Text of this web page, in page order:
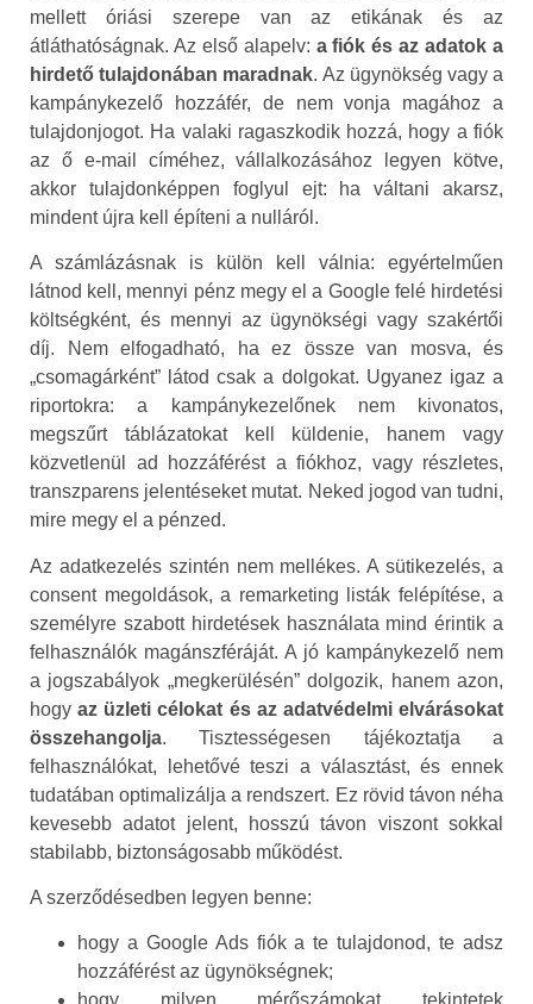
mellett óriási szerepe van az etikának és az
átláthatóságnak. Az első alapelv: a fiók és az adatok a
hirdető tulajdonában maradnak. Az ügynökség vagy a
kampánykezelő hozzáfér, de nem vonja magához a
tulajdonjogot. Ha valaki ragaszkodik hozzá, hogy a fiók
az ő e-mail címéhez, vállalkozásához legyen kötve,
akkor tulajdonképpen foglyul ejt: ha váltani akarsz,
mindent újra kell építeni a nulláról.
A számlázásnak is külön kell válnia: egyértelműen
látnod kell, mennyi pénz megy el a Google felé hirdetési
költségként, és mennyi az ügynökségi vagy szakértői
díj. Nem elfogadható, ha ez össze van mosva, és
„csomagárként” látod csak a dolgokat. Ugyanez igaz a
riportokra: a kampánykezelőnek nem kivonatos,
megszűrt táblázatokat kell küldenie, hanem vagy
közvetlenül ad hozzáférést a fiókhoz, vagy részletes,
transzparens jelentéseket mutat. Neked jogod van tudni,
mire megy el a pénzed.
Az adatkezelés szintén nem mellékes. A sütikezelés, a
consent megoldások, a remarketing listák felépítése, a
személyre szabott hirdetések használata mind érintik a
felhasználók magánszféráját. A jó kampánykezelő nem
a jogszabályok „megkerülésén” dolgozik, hanem azon,
hogyaz üzleti célokat és az adatvédelmi elvárásokat
összehangolja. Tisztességesen tájékoztatja a
felhasználókat, lehetővé teszi a választást, és ennek
tudatában optimalizálja a rendszert. Ez rövid távon néha
kevesebb adatot jelent, hosszú távon viszont sokkal
stabilabb, biztonságosabb működést.
A szerződésedben legyen benne:
hogy a Google Ads fiók a te tulajdonod, te adsz
hozzáférést az ügynökségnek;